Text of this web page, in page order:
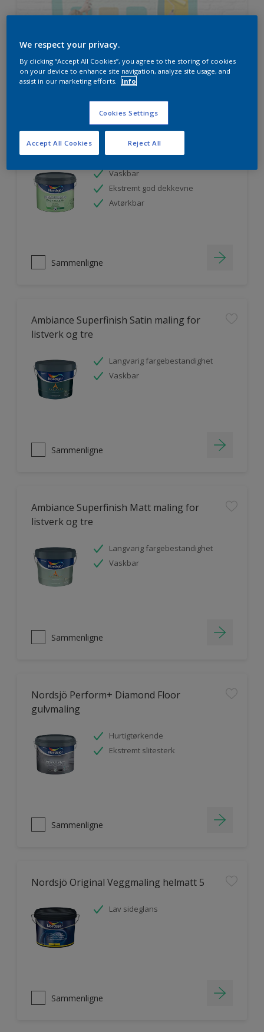
Prøv produktkalkulatoren
Nordsjö Perform+ Easy2Clean
interiørmaling
Vaskbar
Ekstremt god dekkevne
Avtørkbar
Sammenligne
Ambiance Superfinish Satin maling for
listverk og tre
Langvarig fargebestandighet
Vaskbar
Sammenligne
Ambiance Superfinish Matt maling for
listverk og tre
Langvarig fargebestandighet
Vaskbar
Sammenligne
Nordsjö Perform+ Diamond Floor
gulvmaling
Hurtigtørkende
Ekstremt slitesterk
Sammenligne
Nordsjö Original Veggmaling helmatt 5
Lav sideglans
Sammenligne
We respect your privacy.
By clicking “Accept All Cookies”, you agree to the storing of cookies
on your device to enhance site navigation, analyze site usage, and
assist in our marketing efforts.
Info
Cookies Settings
Reject All
Accept All Cookies